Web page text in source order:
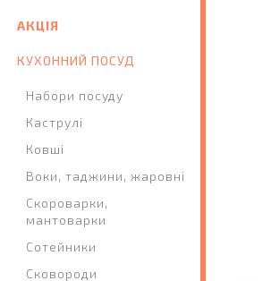
АКЦІЯ
КУХОННИЙ ПОСУД
Набори посуду
Каструлі
Ковші
Воки, таджини, жаровні
Скороварки,
мантоварки
Сотейники
Сковороди